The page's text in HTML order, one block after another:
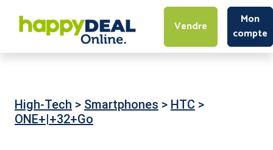
Vendre
Mon
compte
High-Tech > Smartphones > HTC >
ONE+|+32+Go